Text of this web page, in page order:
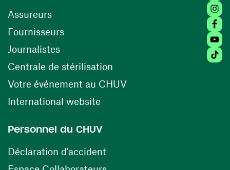
Assureurs
Fournisseurs(opens in a new window)
Journalistes
Centrale de stérilisation (opens in a new window)
Votre événement au CHUV(opens in a new
International website
Personnel du CHUV
Déclaration d'accident